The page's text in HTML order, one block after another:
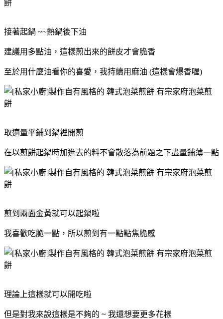
接著起鍋 ~~熱鍋後下油
建議用多點油，這樣煎出來的餅皮才會脆香
至於用什麼油看你的喜愛，我持續用麻油 (這樣會爆香喔)
取適量平鋪到鍋裡開煎
在以煎餅起鍋時加進去的料不會散落為前題之下盡量鋪薄一點
煎到兩面金黃就可以起鍋啦
我喜歡吃脆一點，所以煎到有一點點焦脆感
理論上這樣就可以開吃啦
但是對我來說這樣是不夠的 ~ 我還想要更多花樣